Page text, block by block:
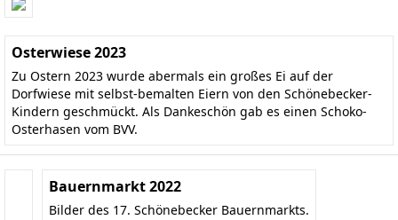
Osterwiese 2023
Zu Ostern 2023 wurde abermals ein großes Ei auf der
Dorfwiese mit selbst-bemalten Eiern von den Schönebecker-
Kindern geschmückt. Als Dankeschön gab es einen Schoko-
Osterhasen vom BVV.
Bauernmarkt 2022
Bilder des 17. Schönebecker Bauernmarkts.